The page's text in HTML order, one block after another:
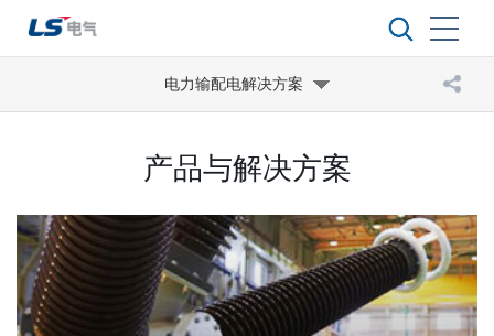
电力输配电解决方案
产品与解决方案